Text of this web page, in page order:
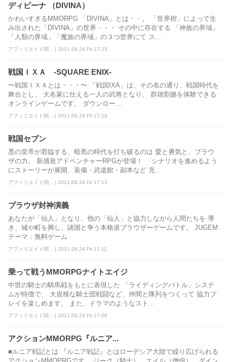
ディビーナ （DIVINA）
かわいすぎるMMORPG 「DIVINA」とは・・。 「世界樹」によって生
み出された「DIVINA」の世界・・・ その中に存在する 「神族の界域」
「人類の界域」「魔族の界域」の３つ世界にて ス...
アフィリエイト関... | 2011.06.24 Fri 17:23
戦国ＩＸＡ -SQUARE ENIX-
〜戦国ＩＸＡとは・・・〜 「戦国IXA」は、その名の通り、戦国時代を
舞台とし、 大名家に仕える一人の武将となり、 群雄割拠を体験できる
オンラインゲームです。 ダウンロー...
アフィリエイト関... | 2011.06.24 Fri 17:18
戦国セブン
悪の皇帝が君臨する、暗黒の時代を打ち破るのは 愛と勇気と、ブラウ
ザの力。 新感覚アドベンチャーRPGが登場！ シナリオを進めるよう
にストーリーが展開、装備・武道館・副本など 充...
アフィリエイト関... | 2011.06.24 Fri 17:13
ブラウザ封神演義
あなたが「仙人」となり、他の「仙人」と協力しながら人間たちを 導
き、城や町を興し、諸国と争う本格派ブラウザーゲームです。 JUGEM
テーマ：無料ゲーム
アフィリエイト関... | 2011.06.24 Fri 17:11
乗って戦うMMORPGナイトエイジ
中世の騎士の騎馬戦をもとに表現した 「ライディングバトル」システ
ムが特徴で、 大規模な騎士団戦闘など、仲間と隊列をつくって 協力プ
レイを楽しめます。 また、ドラマのようなスト...
アフィリエイト関... | 2011.06.24 Fri 17:06
アクションMMORPG『ルニア...
■ルニア戦記とは 『ルニア戦記』とはローデシア大陸で繰り広げられる